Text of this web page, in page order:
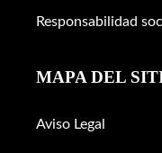
Responsabilidad
MAPA DEL
Aviso Legal